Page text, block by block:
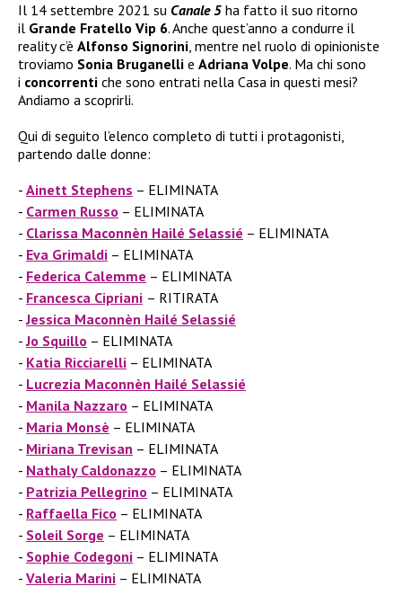
Il 14 settembre 2021 su Canale 5 ha fatto il suo ritorno
il Grande Fratello Vip 6. Anche quest’anno a condurre il
reality c’è Alfonso Signorini, mentre nel ruolo di opinioniste
troviamo Sonia Bruganelli e Adriana Volpe. Ma chi sono
i concorrenti che sono entrati nella Casa in questi mesi?
Andiamo a scoprirli.
Qui di seguito l’elenco completo di tutti i protagonisti,
partendo dalle donne:
Ainett Stephens – ELIMINATA
Carmen Russo – ELIMINATA
Clarissa Maconnèn Hailé Selassié – ELIMINATA
Eva Grimaldi – ELIMINATA
Federica Calemme – ELIMINATA
Francesca Cipriani – RITIRATA
Jessica Maconnèn Hailé Selassié
Jo Squillo – ELIMINATA
Katia Ricciarelli – ELIMINATA
Lucrezia Maconnèn Hailé Selassié
Manila Nazzaro – ELIMINATA
Maria Monsè – ELIMINATA
Miriana Trevisan – ELIMINATA
Nathaly Caldonazzo – ELIMINATA
Patrizia Pellegrino – ELIMINATA
Raffaella Fico – ELIMINATA
Soleil Sorge – ELIMINATA
Sophie Codegoni – ELIMINATA
Valeria Marini – ELIMINATA